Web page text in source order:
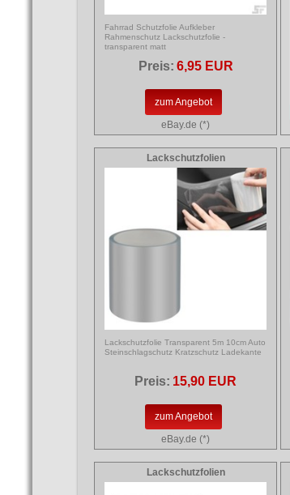
Fahrrad Schutzfolie Aufkleber
Rahmenschutz Lackschutzfolie -
transparent matt
Preis: 6,95 EUR
zum Angebot
eBay.de (*)
Lackschutzfolien
Lackschutzfolie Transparent 5m 10cm Auto
Steinschlagschutz Kratzschutz Ladekante
Preis: 15,90 EUR
zum Angebot
eBay.de (*)
Lackschutzfolien